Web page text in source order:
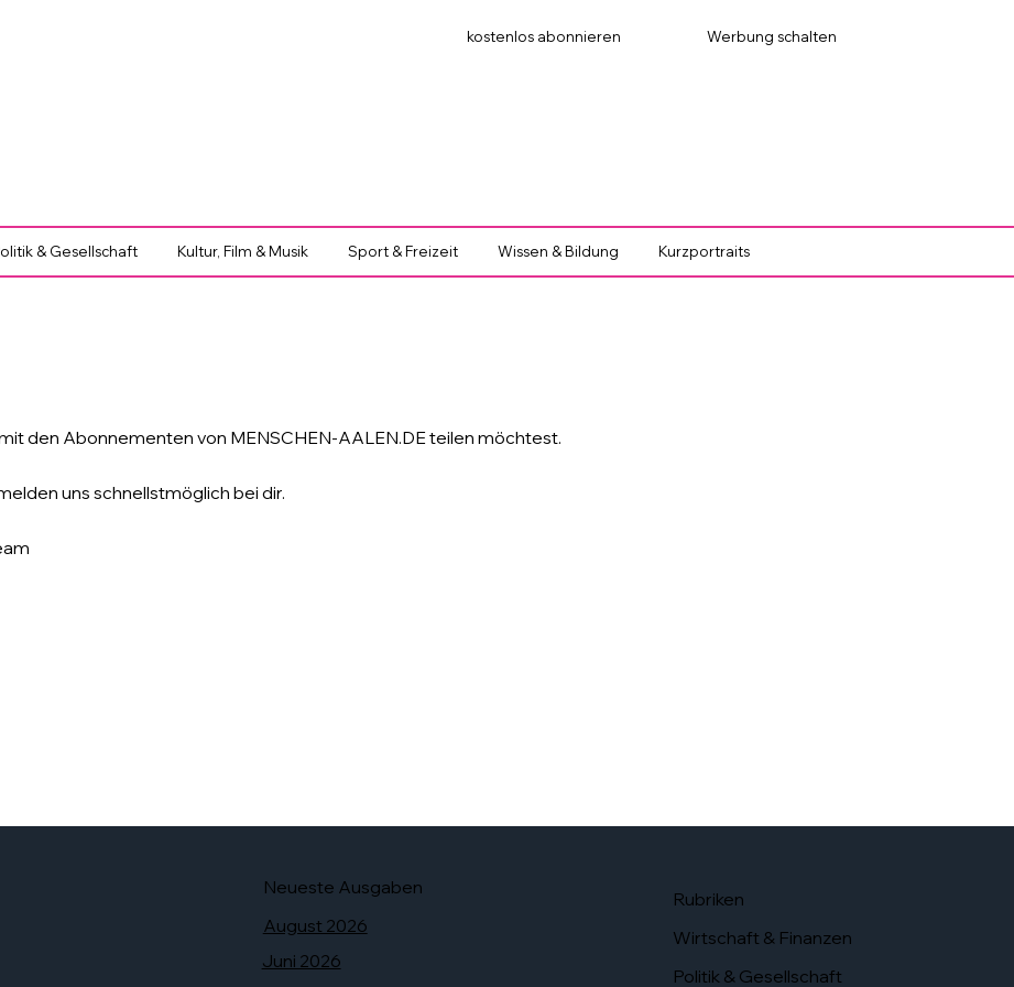
kostenlos abonnieren Werbung schalten
& Gesellschaft Kultur, Film & Musik Sport & Freizeit Wissen & Bildung Kurzportraits
den Abonnementen von MENSCHEN-AALEN.DE teilen möchtest.
uns schnellstmöglich bei dir.
Neueste Ausgaben
August 2026
Juni 2026
Rubriken
Wirtschaft & Finanzen
Politik & Gesellschaft